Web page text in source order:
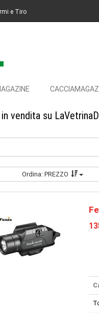
e Tiro
vendita su
Ordina: PREZZO